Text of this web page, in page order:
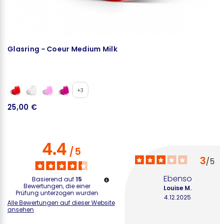
Glasring - Coeur Medium Milk
+3
25,00 €
4.4/5
Basierend auf15
Bewertungen, die einer
Prüfung unterzogen wurden
Alle Bewertungen auf dieser Website
ansehen
3/5
Ebenso
4.12.2025
Louise M.